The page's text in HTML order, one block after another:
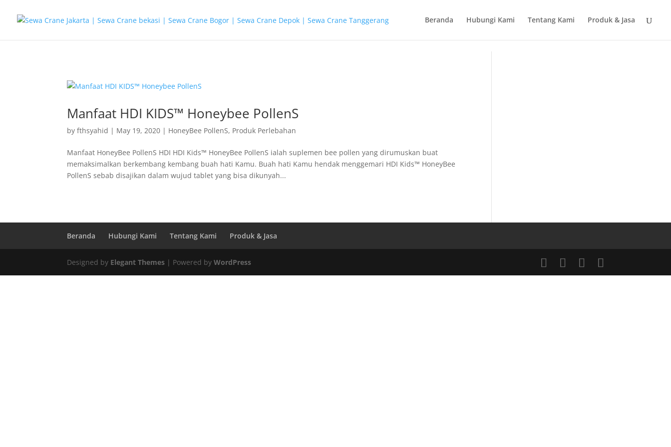
Beranda
Hubungi Kami Tentang Kami Produk & Jasa
Manfaat HDI KIDS™ Honeybee PollenS
byfthsyahid | May 19, 2020 | HoneyBee PollenS, Produk Perlebahan
Manfaat HoneyBee PollenS HDI HDI Kids™ HoneyBee PollenS ialah suplemen bee pollen yang dirumuskan buat
memaksimalkan berkembang kembang buah hati Kamu. Buah hati Kamu hendak menggemari HDI Kids™ HoneyBee
PollenS sebab disajikan dalam wujud tablet yang bisa dikunyah...
Beranda Hubungi Kami Tentang Kami Produk & Jasa
Designed by Elegant Themes | Powered byWordPress